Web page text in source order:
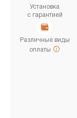
Установка
с гарантией
Различные виды
оплаты